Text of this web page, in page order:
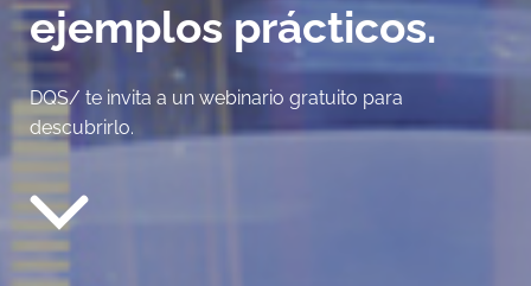
ejemplos prácticos.
DQS/ te invita a un webinario gratuito para
descubrirlo.